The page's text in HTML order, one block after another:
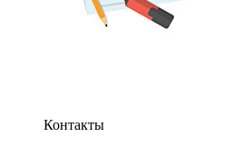
Контакты